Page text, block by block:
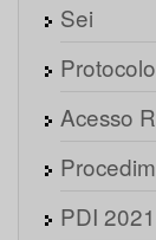
Sei
Acesso
PDI